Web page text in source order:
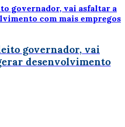
governador, vai
desenvolvimento